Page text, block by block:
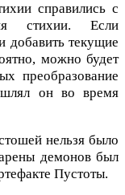
справились с
стихии. Если
добавить текущие
можно будет
преобразование
он во время
нельзя было
демонов был
Пустоты.